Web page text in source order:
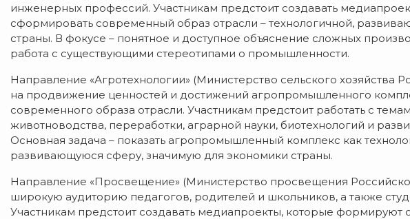
инженерных профессий. Участникам предстоит создавать
сформировать современный образ отрасли – технологичной,
страны. В фокусе – понятное и доступное объяснение сложных
работа с существующими стереотипами о промышленности.
Направление «Агротехнологии» (Министерство сельского хозяйства
на продвижение ценностей и достижений агропромышленного
современного образа отрасли. Участникам предстоит работать с
животноводства, переработки, аграрной науки, биотехнологий и
Основная задача – показать агропромышленный комплекс как
развивающуюся сферу, значимую для экономики страны.
Направление «Просвещение» (Министерство просвещения
широкую аудиторию педагогов, родителей и школьников, а также
Участникам предстоит создавать медиапроекты, которые формируют